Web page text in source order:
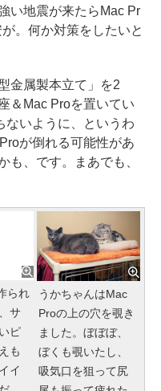
い地震が来たらMac Pr
。何か対策をしたいと
金属製本立て」を2
＆Mac Proを置いてい
ないように、というわ
が倒れる可能性があ
も、です。まあでも、
られ
サ
ピ
も
イ
うかちゃんはMac
Proの上の穴を覗き
ました。ぼぼぼ、
ぼくも覗いたし、
吸気口を狙って尻